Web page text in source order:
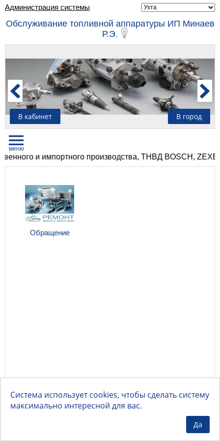
Администрация системы
Обслуживание топливной аппаратуры ИП Минаев
Р.Э.
В кабинет В город
и импортного производства, ТНВД BOSCH, ZEXEL,
Обращение
Система использует cookies, чтобы сделать систему
максимально интересной для вас.
Да